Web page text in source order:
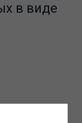
в виде